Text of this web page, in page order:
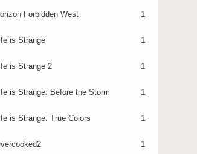
Forbidden West 1
is Strange 1
is Strange 2 1
is Strange: Before the Storm 1
is Strange: True Colors 1
1